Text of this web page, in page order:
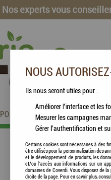
Nos experts vous
POISSONS CHEVAUX
NOUS
Ils nous seront utiles pour :
Améliorer l'interface et les
Mesurer les campagnes
Gérer l'authentification et
Certains cookies sont nécessaires à des
être utilisés pour la personnalisation des
et le développement de produits, les
et/ou l'accès aux informations sur un
domaines de Coverdi. Vous disposez de
droite de la page. Pour en savoir plus,